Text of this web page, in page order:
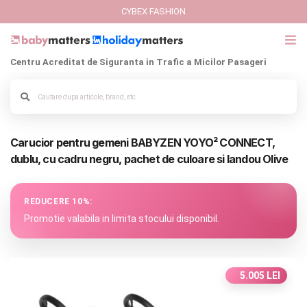
Italbaby Collections
CARUCIOARE COPII
CYBEX FASHION
Centru Acreditat de Siguranta in Trafic a Micilor Pasageri
Carucior pentru gemeni BABYZEN YOYO² CONNECT,
dublu, cu cadru negru, pachet de culoare si landou Olive
REDUCERE 10%:
Promotie valabila in limita stocului disponibil.
5.005 LEI
Alege culoarea cadrului